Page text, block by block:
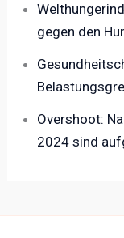
gegen den
Overshoot:
2024 sind